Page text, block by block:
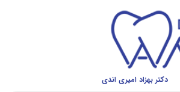
دکتر بهزاد امیری اندی